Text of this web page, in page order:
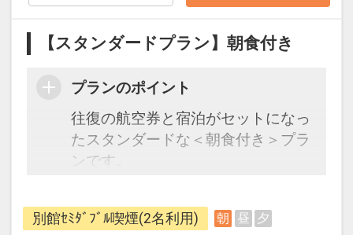
通・体験プランなどの追加（同時予
約）が可能なプランもございます。
【スタンダードプラン】朝食付き
プランのポイント
往復の航空券と宿泊がセットになっ
たスタンダードな＜朝食付き＞プラ
ンです。
できるダイナミックパッケージだか
ら、一都市滞在はもちろん周遊旅行
別館ｾﾐﾀﾞﾌﾞﾙ喫煙(2名利用) 朝 昼 夕